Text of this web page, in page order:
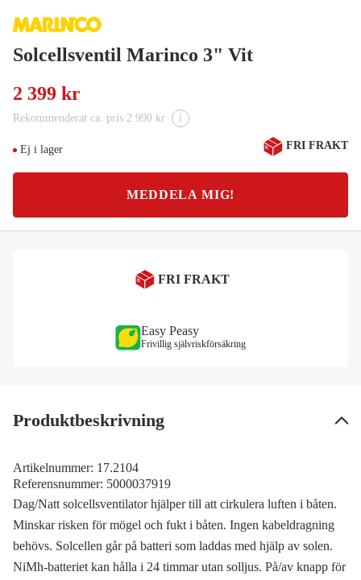
Solcellsventil Marinco 3" Vit
2 399 kr
Rekommenderat ca. pris 2 990 kr i
Ej i lager FRI FRAKT
MEDDELA MIG!
FRI FRAKT
Easy Peasy
Frivillig självriskförsäkring
Produktbeskrivning
Artikelnummer: 17.2104
Referensnummer: 5000037919
Dag/Natt solcellsventilator hjälper till att cirkulera luften i båten.
Minskar risken för mögel och fukt i båten. Ingen kabeldragning
behövs. Solcellen går på batteri som laddas med hjälp av solen.
NiMh-batteriet kan hålla i 24 timmar utan solljus. På/av knapp för